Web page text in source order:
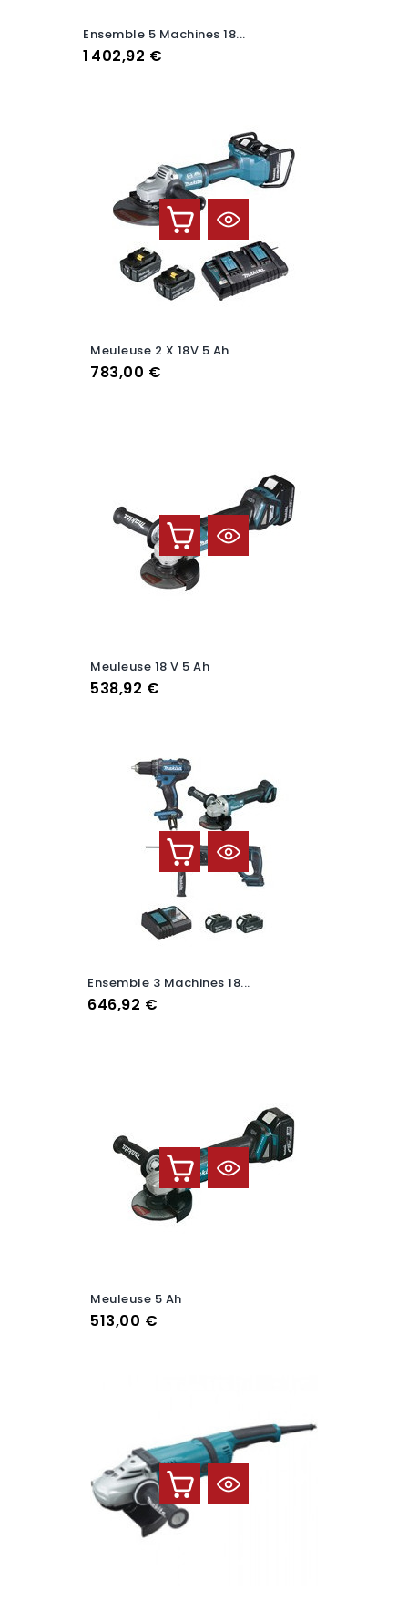
Ensemble 5 Machines 18...
Prix
1 402,92 €
Meuleuse 2 X 18V 5 Ah
Prix
783,00 €
Meuleuse 18 V 5 Ah
Prix
538,92 €
Ensemble 3 Machines 18...
Prix
646,92 €
Meuleuse 5 Ah
Prix
513,00 €